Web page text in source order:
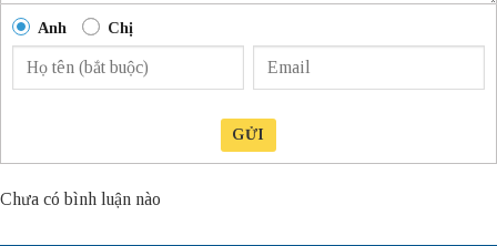
Anh Chị
GỬI
Chưa có bình luận nào